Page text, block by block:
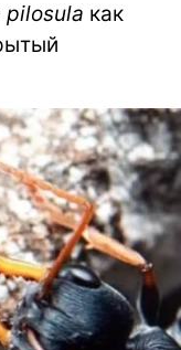
pilosula как